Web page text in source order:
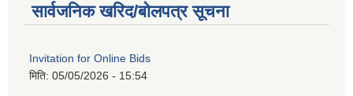
सार्वजनिक खरिद/बोलपत्र सूचना
Invitation for Online Bids
मिति: 05/05/2026 - 15:54